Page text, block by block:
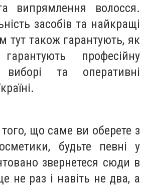
випрямлення волосся.
засобів та найкращі
тут також гарантують, як
гарантують професійну
та оперативні
що саме ви оберете з
будьте певні у
звернетеся сюди в
не раз і навіть не два, а